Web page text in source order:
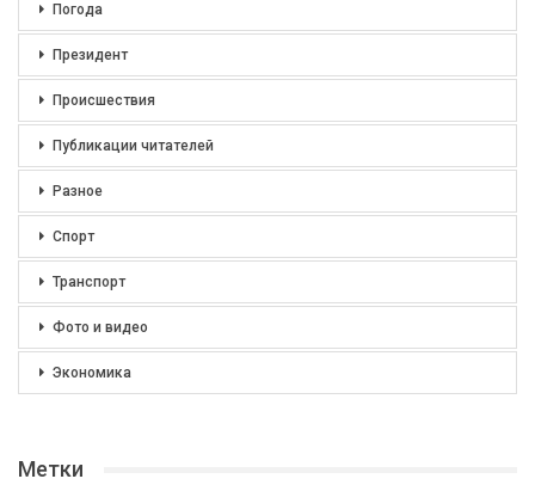
Погода
Президент
Происшествия
Публикации читателей
Разное
Спорт
Транспорт
Фото и видео
Экономика
Метки